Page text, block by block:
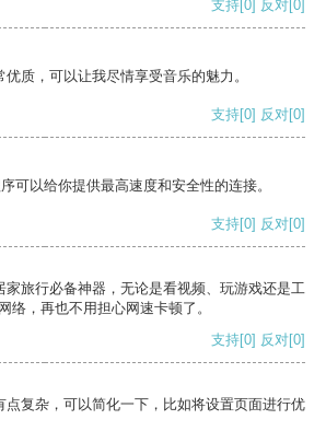
支持 [0] 反对 [0]
质，可以让我尽情享受音乐的魅力。
支持[0] 反对[0]
可以给你提供最高速度和安全性的连接。
支持[0] 反对[0]
家旅行必备神器，无论是看视频、玩游戏还是工
络，再也不用担心网速卡顿了。
支持[0] 反对[0]
点复杂，可以简化一下，比如将设置页面进行优